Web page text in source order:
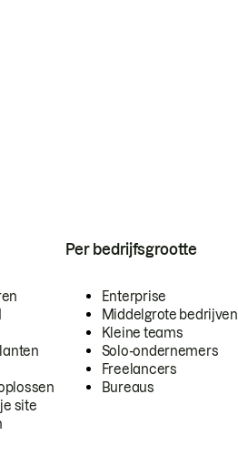
site
Per bedrijfsgrootte
Enterprise
Middelgrote bedrijven
Kleine teams
Solo-ondernemers
Freelancers
Bureaus